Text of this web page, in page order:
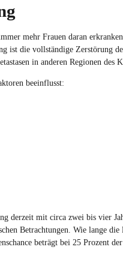
mehr Frauen daran
ist die vollständige Zerstörung
in anderen Regionen des
beeinflusst:
derzeit mit circa zwei bis vier
Betrachtungen. Wie lange
beträgt bei 25 Prozent